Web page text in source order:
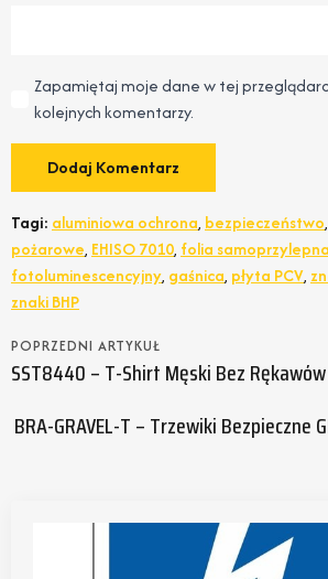
Zapamiętaj moje dane w tej
kolejnych komentarzy.
Tagi: aluminiowa ochrona, bezpieczeństwo,
pożarowe, EHISO 7010, folia samoprzylepna
fotoluminescencyjny, gaśnica, płyta PCV,
znaki BHP
POPRZEDNI ARTYKUŁ
SST8440 – T-Shirt Męski Bez
BRA-GRAVEL-T – Trzewiki Bezpieczne